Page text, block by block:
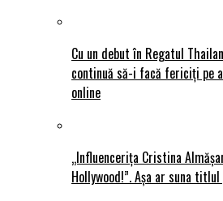
Cu un debut în Regatul
continuă să-i facă fericiți pe
online
„Influencerița Cristina
Hollywood!”. Așa ar suna